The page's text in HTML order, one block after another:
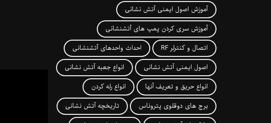
آموزش اصول ایمنی آتش نشانی
آموزش سری کردن پمپ های آتشنشانی
اتصال و کنترلر RF
احداث واحدهای آتشنشانی
اصول ایمنی آتش نشانی
انواع جعبه آتش نشانی
انواع حریق و تعریف آنها
انواع رله کردن
برج های دوقلوی پتروناس
تاریخچه آتش نشانی